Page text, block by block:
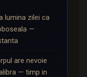
lumina zilei ca
—
are nevoie
— timp in